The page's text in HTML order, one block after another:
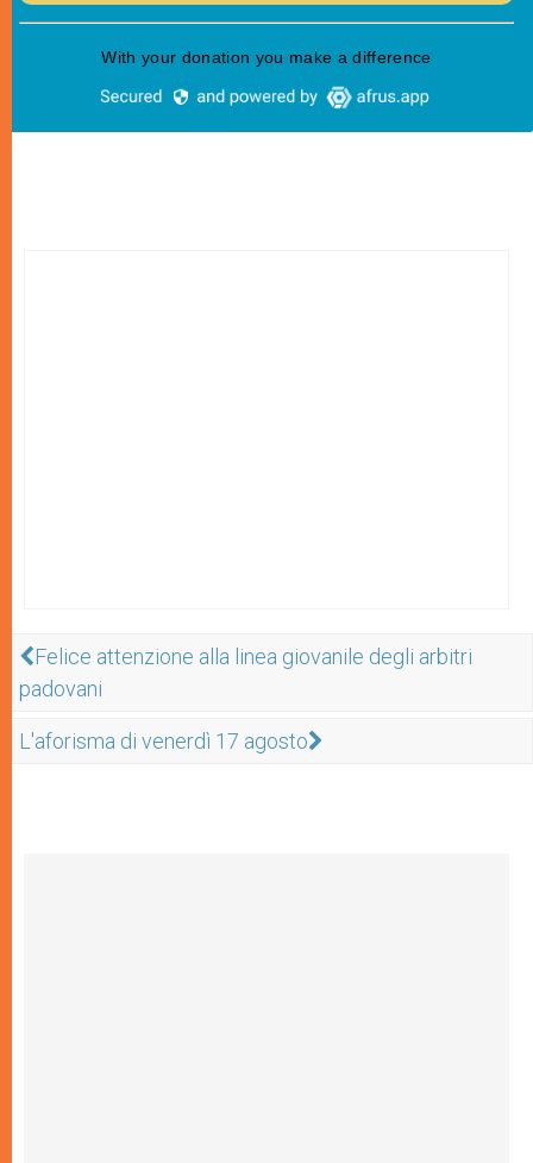
Felice attenzione alla linea giovanile degli arbitri
padovani
L'aforisma di venerdì 17 agosto